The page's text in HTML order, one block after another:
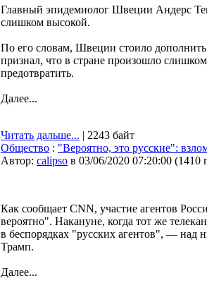
Главный эпидемиолог Швеции Андерс
слишком высокой.
По его словам, Швеции стоило
признал, что в стране произошло
предотвратить.
Далее...
Читать дальше... | 2243 байт
Общество : "Вероятно, это русские":
Автор: calipso в 03/06/2020 07:20:00 (1410
Как сообщает CNN, участие агентов
вероятно". Накануне, когда тот же
в беспорядках "русских агентов", — над
Трамп.
Далее...